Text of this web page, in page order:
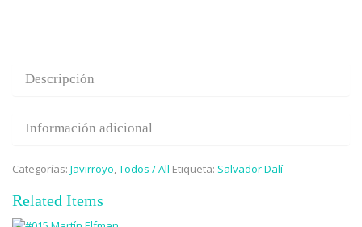
Descripción
Información adicional
Categorías: Javirroyo Todos / All Etiqueta: Salvador Dalí
Related Items